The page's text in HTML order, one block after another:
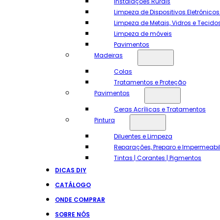
Limpeza de Dispositivos
Limpeza de Metais, Vidros e
Limpeza de móveis
Pavimentos
Madeiras
Colas
Tratamentos e Proteção
Pavimentos
Ceras Acrílicas e Tratamentos
Pintura
Diluentes e Limpeza
Reparações, Preparo e
Tintas | Corantes | Pigmentos
DICAS DIY
CATÁLOGO
ONDE COMPRAR
SOBRE NÓS